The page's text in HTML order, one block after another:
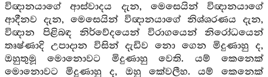
විඥානයාගේ ආස්වාදය දැන, මෙසෙයින් විඥානයාගේ
ආදීනව දැන, මෙසෙයින් විඥානයාගේ නිශ්ශරණය දැන,
විඥාන පිළිබඳ නිර්වේදයෙන් විරාගයෙන් නිරෝධයෙන්
තෘෂ්ණාදි උපාදාන විසින් දැඩිව නො ගෙන මිදුණාහු ද,
ඔහුතුමූ මොනොවට මිදුණාහු වෙති. යම් කෙනෙක්
මොනොවට මිදුණාහු ද, ඔහු කේවලීහ. යම් කෙනෙක්